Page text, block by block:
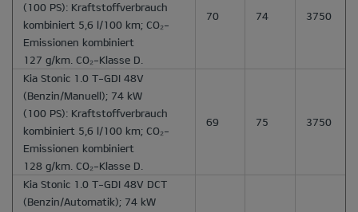
(100 PS): Kraftstoffverbrauch
kombiniert 5,6 l/100 km; CO₂-
Emissionen kombiniert
127 g/km. CO₂-Klasse D.
70 74 3750
Kia Stonic 1.0 T-GDI 48V
(Benzin/Manuell); 74 kW
(100 PS): Kraftstoffverbrauch
kombiniert 5,6 l/100 km; CO₂-
Emissionen kombiniert
128 g/km. CO₂-Klasse D.
69 75 3750
Kia Stonic 1.0 T-GDI 48V DCT
(Benzin/Automatik); 74 kW